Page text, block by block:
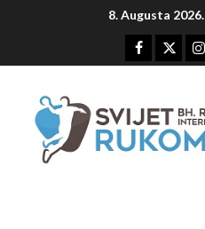
8. Augusta 2026.